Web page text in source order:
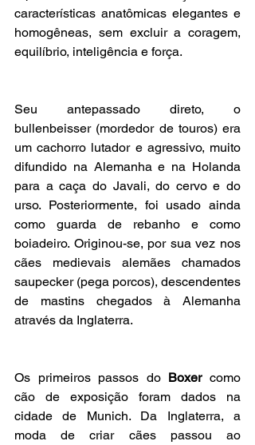
características anatômicas elegantes e
homogêneas, sem excluir a coragem,
equilíbrio, inteligência e força.
Seu antepassado direto, o
bullenbeisser (mordedor de touros) era
um cachorro lutador e agressivo, muito
difundido na Alemanha e na Holanda
para a caça do Javali, do cervo e do
urso. Posteriormente, foi usado ainda
como guarda de rebanho e como
boiadeiro. Originou-se, por sua vez nos
cães medievais alemães chamados
saupecker (pega porcos), descendentes
de mastins chegados à Alemanha
através da Inglaterra.
Os primeiros passos do Boxer como
cão de exposição foram dados na
cidade de Munich. Da Inglaterra, a
moda de criar cães passou ao